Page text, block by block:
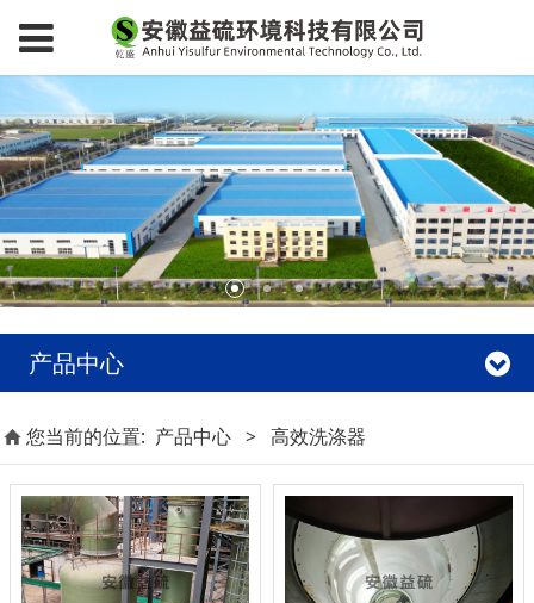
产品中心
您当前的位置: 产品中心 > 高效洗涤器